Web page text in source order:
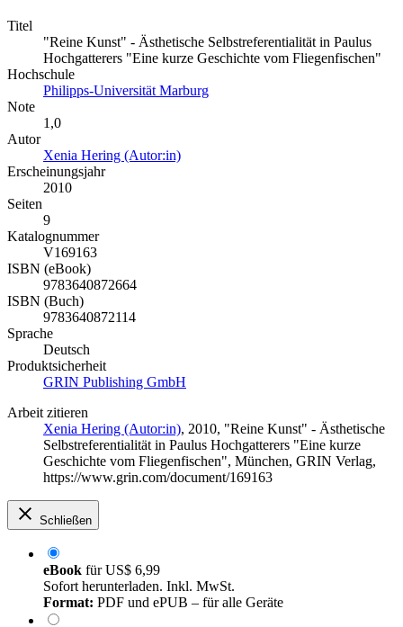
Titel
"Reine Kunst" - Ästhetische Selbstreferentialität in Paulus
Hochgatterers "Eine kurze Geschichte vom Fliegenfischen"
Hochschule
Philipps-Universität Marburg
Note
1,0
Autor
Xenia Hering (Autor:in)
Erscheinungsjahr
2010
Seiten
9
Katalognummer
V169163
ISBN (eBook)
9783640872664
ISBN (Buch)
9783640872114
Sprache
Deutsch
Produktsicherheit
GRIN Publishing GmbH
Arbeit zitieren
Xenia Hering (Autor:in), 2010, "Reine Kunst" - Ästhetische
Selbstreferentialität in Paulus Hochgatterers "Eine kurze
Geschichte vom Fliegenfischen", München, GRIN Verlag,
https://www.grin.com/document/169163
Schließen
eBook fürUS$ 6,99
Sofort herunterladen. Inkl. MwSt.
Format: PDF und ePUB – für alle Geräte